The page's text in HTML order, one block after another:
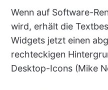
Wenn auf Software-
wird, erhält die
Widgets jetzt einen
rechteckigen
Desktop-Icons (Mike